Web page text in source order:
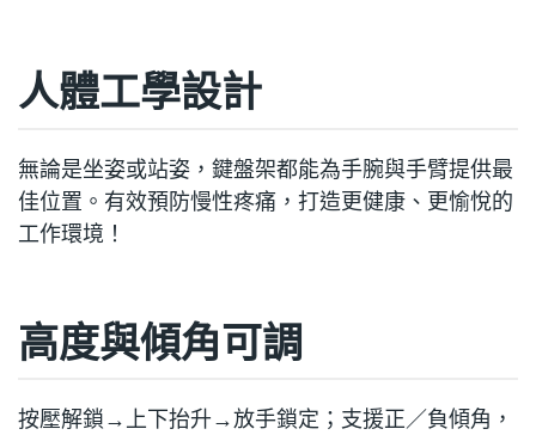
人體工學設計
無論是坐姿或站姿，鍵盤架都能為手腕與手臂提供最
佳位置。有效預防慢性疼痛，打造更健康、更愉悅的
工作環境！
高度與傾角可調
按壓解鎖→上下抬升→放手鎖定；支援正／負傾角，